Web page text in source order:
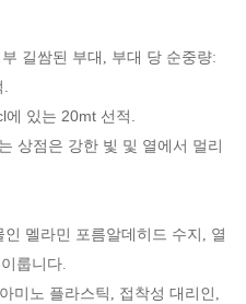
길쌈된 부대, 부대 당 순중량:
있는 20mt 선적.
상점은 강한 빛 및 열에서 멀리
멜라민 포름알데히드 수지, 열
룹니다.
미노 플라스틱, 접착성 대리인,